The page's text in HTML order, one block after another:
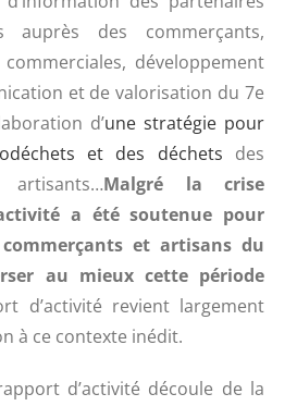
auprès des commerçants,
développement
et de valorisation du 7e
d’une stratégie pour
et des déchets des
artisants…Malgré la crise
a été soutenue pour
et artisans du
au mieux cette période
d’activité revient largement
à ce contexte inédit.
d’activité découle de la